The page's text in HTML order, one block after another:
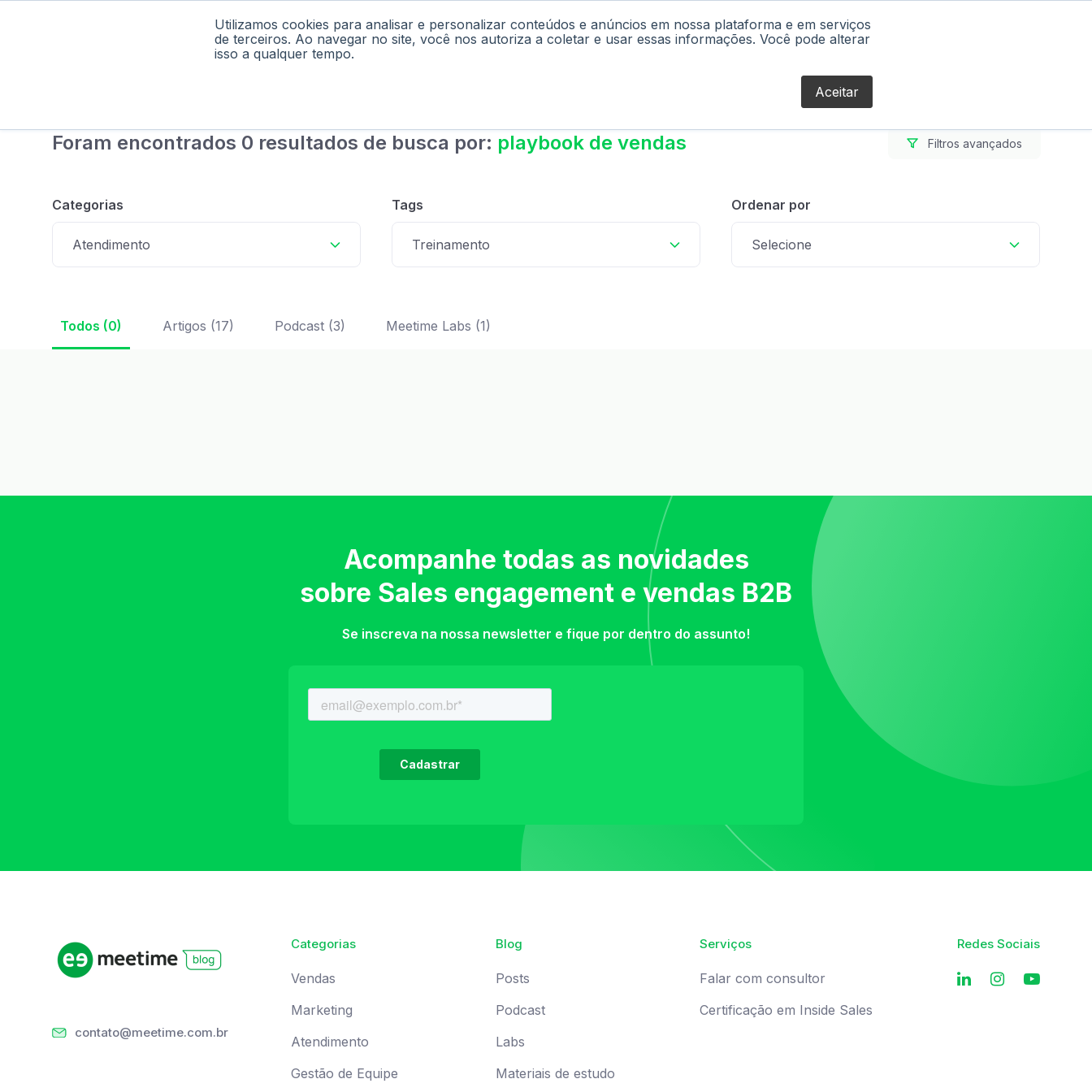
Utilizamos cookies para analisar e personalizar conteúdos e anúncios em nossa plataforma e em serviços
de terceiros. Ao navegar no site, você nos autoriza a coletar e usar essas informações. Você pode alterar
isso a qualquer tempo.
Aceitar
Home Podcast Materiais Labs Falar com Consultor Blog
Foram encontrados 0 resultados de busca por: playbook de vendas Filtros avançados
Categorias
Atendimento
Tags
Treinamento
Ordenar por
Selecione
Todos (0) Artigos (17) Podcast (3) Meetime Labs (1)
Acompanhe todas as novidades
sobre Sales engagement e vendas B2B
Se inscreva na nossa newsletter e fique por dentro do assunto!
contato@meetime.com.br
Categorias
Vendas
Marketing
Atendimento
Gestão de Equipe
Blog
Posts
Podcast
Labs
Materiais de estudo
Serviços
Falar com consultor
Certificação em Inside Sales
Redes Sociais